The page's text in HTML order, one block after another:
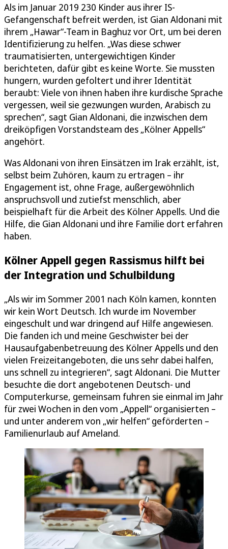
Als im Januar 2019 230 Kinder aus ihrer IS-
Gefangenschaft befreit werden, ist Gian Aldonani mit
ihrem „Hawar“-Team in Baghuz vor Ort, um bei deren
Identifizierung zu helfen. „Was diese schwer
traumatisierten, untergewichtigen Kinder
berichteten, dafür gibt es keine Worte. Sie mussten
hungern, wurden gefoltert und ihrer Identität
beraubt: Viele von ihnen haben ihre kurdische Sprache
vergessen, weil sie gezwungen wurden, Arabisch zu
sprechen“, sagt Gian Aldonani, die inzwischen dem
dreiköpfigen Vorstandsteam des „Kölner Appells“
angehört.
Was Aldonani von ihren Einsätzen im Irak erzählt, ist,
selbst beim Zuhören, kaum zu ertragen – ihr
Engagement ist, ohne Frage, außergewöhnlich
anspruchsvoll und zutiefst menschlich, aber
beispielhaft für die Arbeit des Kölner Appells. Und die
Hilfe, die Gian Aldonani und ihre Familie dort erfahren
haben.
Kölner Appell gegen Rassismus hilft bei
der Integration und Schulbildung
„Als wir im Sommer 2001 nach Köln kamen, konnten
wir kein Wort Deutsch. Ich wurde im November
eingeschult und war dringend auf Hilfe angewiesen.
Die fanden ich und meine Geschwister bei der
Hausaufgabenbetreuung des Kölner Appells und den
vielen Freizeitangeboten, die uns sehr dabei halfen,
uns schnell zu integrieren“, sagt Aldonani. Die Mutter
besuchte die dort angebotenen Deutsch- und
Computerkurse, gemeinsam fuhren sie einmal im Jahr
für zwei Wochen in den vom „Appell“ organisierten –
und unter anderem von „wir helfen“ geförderten –
Familienurlaub auf Ameland.